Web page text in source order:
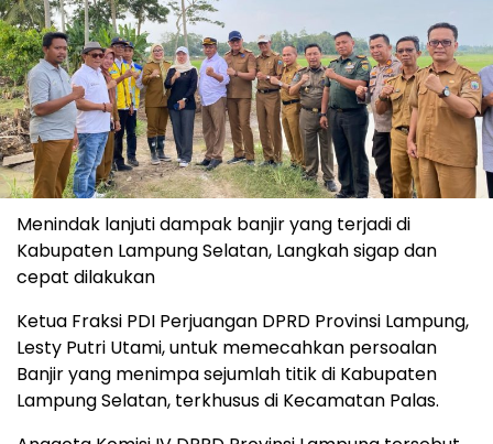
Menindak lanjuti dampak banjir yang terjadi di
Kabupaten Lampung Selatan, Langkah sigap dan
cepat dilakukan
Ketua Fraksi PDI Perjuangan DPRD Provinsi Lampung,
Lesty Putri Utami, untuk memecahkan persoalan
Banjir yang menimpa sejumlah titik di Kabupaten
Lampung Selatan, terkhusus di Kecamatan Palas.